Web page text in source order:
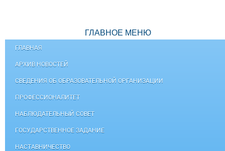
ГЛАВНОЕ МЕНЮ
ГЛАВНАЯ
АРХИВ НОВОСТЕЙ
СВЕДЕНИЯ ОБ ОБРАЗОВАТЕЛЬНОЙ ОРГАНИЗАЦИИ
ПРОФЕССИОНАЛИТЕТ
НАБЛЮДАТЕЛЬНЫЙ СОВЕТ
ГОСУДАРСТВЕННОЕ ЗАДАНИЕ
НАСТАВНИЧЕСТВО